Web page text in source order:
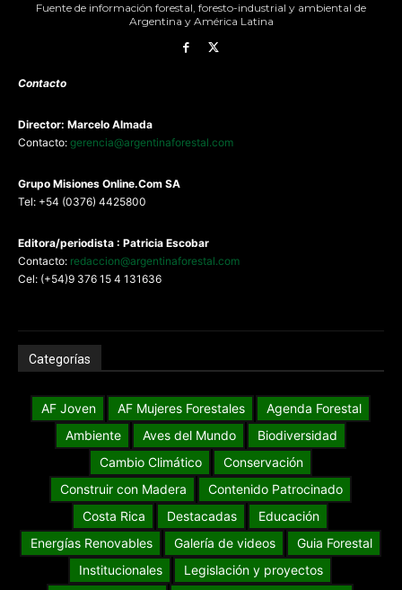
Fuente de información forestal, foresto-industrial y ambiental de
Argentina y América Latina
Contacto
Director: Marcelo Almada
Contacto: gerencia@argentinaforestal.com
Grupo Misiones Online.Com SA
Tel: +54 (0376) 4425800
Editora/periodista : Patricia Escobar
Contacto: redaccion@argentinaforestal.com
Cel: (+54)9 376 15 4 131636
Categorías
AF Joven AF Mujeres Forestales
Agenda Forestal
Ambiente
Aves del Mundo
Biodiversidad
Cambio Climático
Conservación
Construir con Madera
Contenido Patrocinado
Costa Rica
Destacadas
Educación
Energías Renovables
Galería de videos
Guia Forestal
Institucionales
Legislación y proyectos